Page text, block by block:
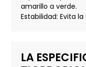
amarillo a verde.
Estabilidad: Evita
LA